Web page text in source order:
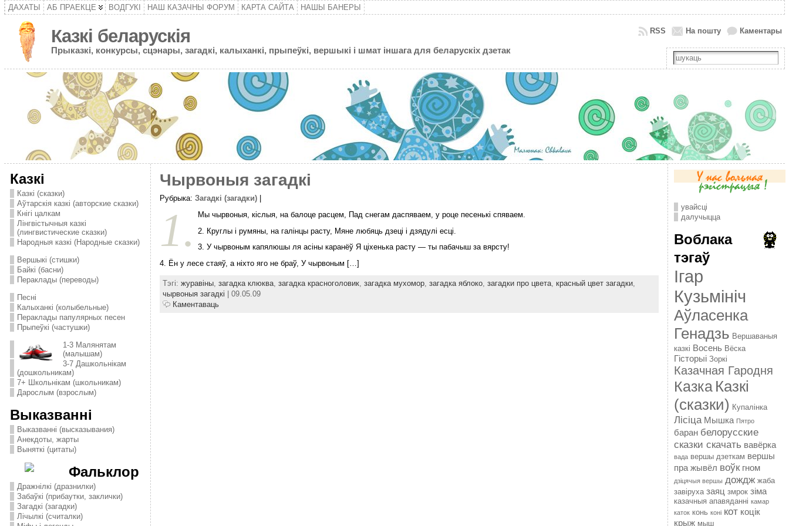
ДАХАТЫ АБ ПРАЕКЦЕ ВОДГУКІ НАШ КАЗАЧНЫ ФОРУМ КАРТА САЙТА НАШЫ БАНЕРЫ
Казкі беларускія
Прыказкі, конкурсы, сцэнары, загадкі, калыханкі, прыпеўкі, вершыкі і шмат іншага для беларускіх дзетак
Каментары
На пошту
RSS
Казкі
Казкі (сказки)
Аўтарскія казкі (авторские сказки)
Кнігі цалкам
Лінгвістычныя казкі
(лингвистические сказки)
Народныя казкі (Народные сказки)
Вершыкі (стишки)
Байкі (басни)
Пераклады (переводы)
Песні
Калыханкі (колыбельные)
Пераклады папулярных песен
Прыпеўкі (частушки)
1-3 Малянятам
(малышам)
3-7 Дашкольнікам
(дошкольникам)
7+ Школьнікам (школьникам)
Дарослым (взрослым)
Выказванні
Выказванні (высказывания)
Анекдоты, жарты
Выняткі (цитаты)
Фальклор
Дражнілкі (дразнилки)
Забаўкі (прибаутки, заклички)
Загадкі (загадки)
Лічылкі (считалки)
Чырвоныя загадкі
Рубрыка: Загадкі (загадки)|
1.
Мы чырвоныя, кіслыя, на балоце расцем, Пад снегам даспяваем, у роце песенькі спяваем.
2. Круглы і румяны, на галінцы расту, Мяне любяць дзеці і дзядулі есці.
3. У чырвоным капялюшы ля асіны каранёў Я ціхенька расту — ты пабачыш за вярсту!
4. Ён у лесе стаяў, а ніхто яго не браў, У чырвоным […]
Тэгі: журавіны, загадка клюква, загадка красноголовик, загадка мухомор, загадка яблоко, загадки про цвета, красный цвет загадки,
чырвоныя загадкі | 09.05.09
Каментаваць
увайсці
далучыцца
Воблака
тэгаў
Ігар
Кузьмініч
Аўласенка
Генадзь Вершаваныя
казкі Восень Вёска
Гісторыі Зоркі
Казачная Гародня
Казка Казкі
(сказки) Купалінка
Лісіца Мышка Пятро
баран белорусские
сказки скачать вавёрка
вада вершы дзеткам вершы
пра жывёл воўк гном
дзіцячыя вершы дождж жаба
завіруха заяц змрок зіма
казачныя апавяданні камар
каток конь коні кот коцік
крыж мыш